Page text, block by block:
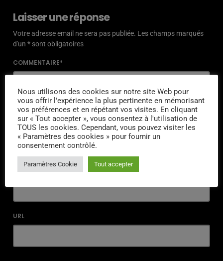
Laisser une réponse
Votre adresse email ne sera pas publiée. Les champs marqués
d'un * sont obligatoires
COMMENTAIRE*
NOM*
EMAIL*
URL
Nous utilisons des cookies sur notre site Web pour
vous offrir l'expérience la plus pertinente en mémorisant
vos préférences et en répétant vos visites. En cliquant
sur « Tout accepter », vous consentez à l'utilisation de
TOUS les cookies. Cependant, vous pouvez visiter les
« Paramètres des cookies » pour fournir un
consentement contrôlé.
Paramètres Cookie Tout accepter